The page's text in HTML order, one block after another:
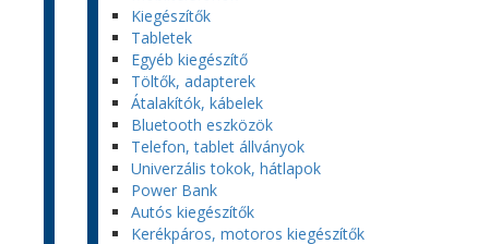
Kiegészítők
Tabletek
Egyéb kiegészítő
Töltők, adapterek
Átalakítók, kábelek
Bluetooth eszközök
Telefon, tablet állványok
Univerzális tokok, hátlapok
Power Bank
Autós kiegészítők
Kerékpáros, motoros kiegészítők